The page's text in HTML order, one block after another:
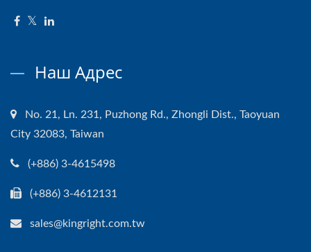
Наш Адрес
No. 21, Ln. 231, Puzhong Rd., Zhongli Dist., Taoyuan
City 32083, Taiwan
(+886) 3-4615498
(+886) 3-4612131
sales@kingright.com.tw